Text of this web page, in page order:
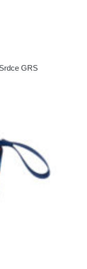
GRS